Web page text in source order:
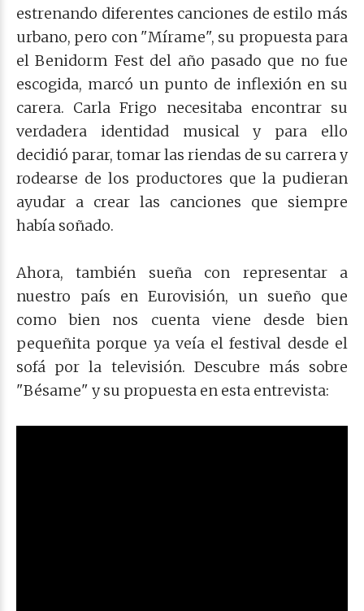
estrenando diferentes canciones de estilo más
urbano, pero con "Mírame", su propuesta para
el Benidorm Fest del año pasado que no fue
escogida, marcó un punto de inflexión en su
carera. Carla Frigo necesitaba encontrar su
verdadera identidad musical y para ello
decidió parar, tomar las riendas de su carrera y
rodearse de los productores que la pudieran
ayudar a crear las canciones que siempre
había soñado.
Ahora, también sueña con representar a
nuestro país en Eurovisión, un sueño que
como bien nos cuenta viene desde bien
pequeñita porque ya veía el festival desde el
sofá por la televisión. Descubre más sobre
"Bésame" y su propuesta en esta entrevista: